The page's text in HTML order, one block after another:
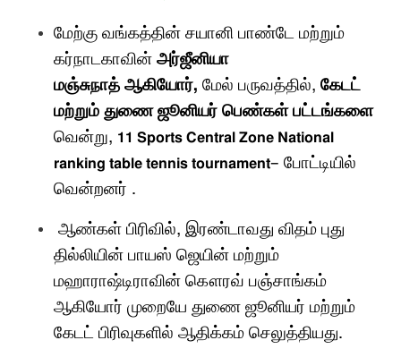
மேற்கு வங்கத்தின் சயானி பாண்டே மற்றும்
கர்நாடகாவின் அர்ஜீனியா
மஞ்சுநாத் ஆகியோர், மேல் பருவத்தில், கேடட்
மற்றும் துணை ஜூனியர் பெண்கள் பட்டங்களை
வென்று, 11 Sports Central Zone National
ranking table tennis tournament– போட்டியில்
வென்றனர் .
ஆண்கள் பிரிவில், இரண்டாவது விதம் புது
தில்லியின் பாயஸ் ஜெயின் மற்றும்
மஹாராஷ்டிராவின் கௌரவ் பஞ்சாங்கம்
ஆகியோர் முறையே துணை ஜூனியர் மற்றும்
கேடட் பிரிவுகளில் ஆதிக்கம் செலுத்தியது.